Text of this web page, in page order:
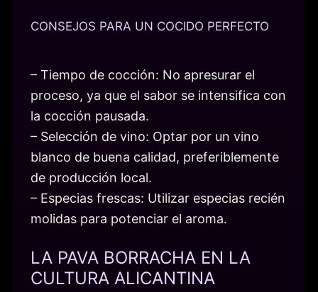
CONSEJOS PARA UN COCIDO PERFECTO
– Tiempo de cocción: No apresurar el
proceso, ya que el sabor se intensifica con
la cocción pausada.
– Selección de vino: Optar por un vino
blanco de buena calidad, preferiblemente
de producción local.
– Especias frescas: Utilizar especias recién
molidas para potenciar el aroma.
LA PAVA BORRACHA EN LA
CULTURA ALICANTINA